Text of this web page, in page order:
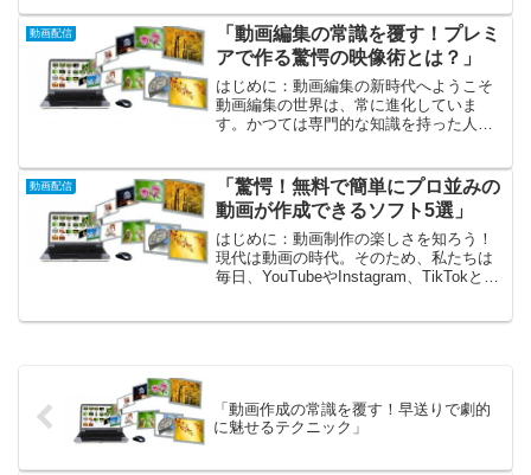
は仲間と交流するだけでなく、自分のア
イデアを形にする場所...
動画配信
「動画編集の常識を覆す！プレミ
アで作る驚愕の映像術とは？」
はじめに：動画編集の新時代へようこそ
動画編集の世界は、常に進化していま
す。かつては専門的な知識を持った人々
した。技術の進化や多様なツールの登場
により、私たちは新たな映像...
動画配信
「驚愕！無料で簡単にプロ並みの
動画が作成できるソフト5選」
はじめに：動画制作の楽しさを知ろう！
現代は動画の時代。そのため、私たちは
毎日、YouTubeやInstagram、TikTokとい
「動画作成の常識を覆す！早送りで劇的
に魅せるテクニック」